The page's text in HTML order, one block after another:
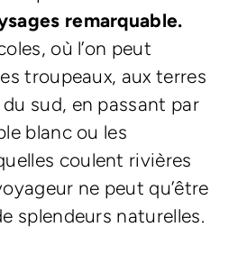
remarquable.
où l’on peut
troupeaux, aux terres
sud, en passant par
blanc ou les
coulent rivières
ne peut qu’être
splendeurs naturelles.